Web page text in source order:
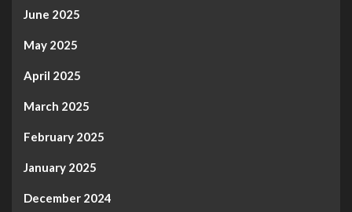
June 2025
May 2025
April 2025
March 2025
February 2025
January 2025
December 2024